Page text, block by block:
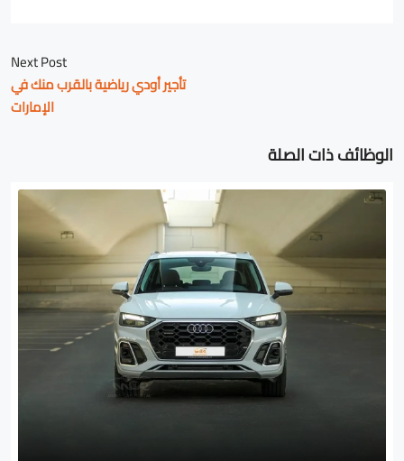
Next Post
تأجير أودي رياضية بالقرب منك في
الإمارات
الوظائف ذات الصلة